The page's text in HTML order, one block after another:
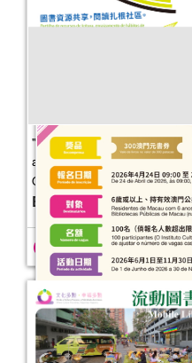
“10 Minutos de Leitura”—
Event Date：2026-04-
"Onde a cultura floresce, a
acontece" — Trocar um Livro
Outro
Event Date：2026-05-09